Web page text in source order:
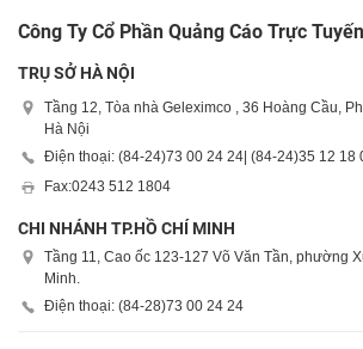
Công Ty Cổ Phần Quảng Cáo Trực
TRỤ SỞ HÀ NỘI
Tầng 12, Tòa nhà Geleximco , 36 Hoàng Cầu,
Hà Nội
Điện thoại: (84-24)73 00 24 24 | (84-24)35 12 18
Fax:0243 512 1804
CHI NHÁNH TP.HỒ CHÍ MINH
Tầng 11, Cao ốc 123-127 Võ Văn Tần, phường
Minh.
Điện thoại: (84-28)73 00 24 24